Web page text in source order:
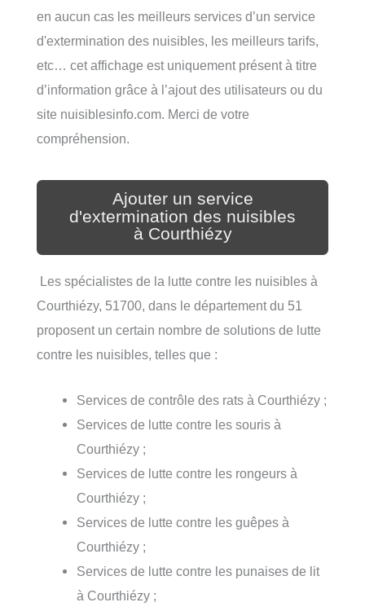
en aucun cas les meilleurs services d’un service
d'extermination des nuisibles, les meilleurs tarifs,
etc… cet affichage est uniquement présent à titre
d’information grâce à l’ajout des utilisateurs ou du
site nuisiblesinfo.com. Merci de votre
compréhension.
Ajouter un service
d'extermination des nuisibles
à Courthiézy
Les spécialistes de la lutte contre les nuisibles à
Courthiézy, 51700, dans le département du 51
proposent un certain nombre de solutions de lutte
contre les nuisibles, telles que :
Services de contrôle des rats à Courthiézy ;
Services de lutte contre les souris à
Courthiézy ;
Services de lutte contre les rongeurs à
Courthiézy ;
Services de lutte contre les guêpes à
Courthiézy ;
Services de lutte contre les punaises de lit
à Courthiézy ;